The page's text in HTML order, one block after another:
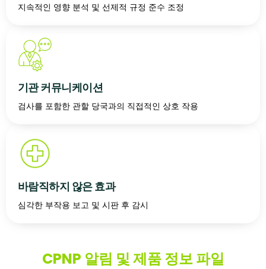
지속적인 영향 분석 및 선제적 규정 준수 조정
기관 커뮤니케이션
검사를 포함한 관할 당국과의 직접적인 상호 작용
바람직하지 않은 효과
심각한 부작용 보고 및 시판 후 감시
CPNP 알림 및 제품 정보 파일